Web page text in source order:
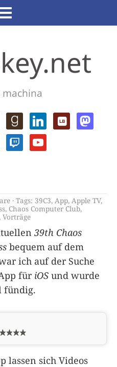
machina
Tags: 39C3, App, Apple TV,
, Chaos Computer Club,
, Vorträge
39th Chaos
bequem auf dem
ich auf der Suche
für iOS und wurde
fündig.
lassen sich Videos